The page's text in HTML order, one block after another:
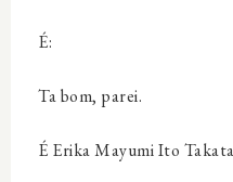
É:
Ta bom, parei.
É Erika Mayumi Ito